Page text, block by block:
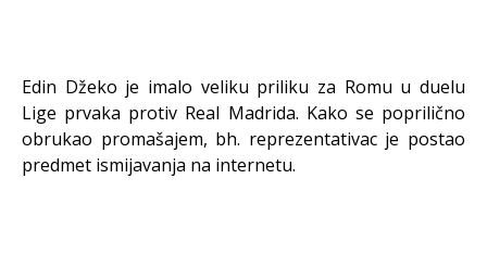
Edin Džeko je imalo veliku priliku za Romu u duelu
Lige prvaka protiv Real Madrida. Kako se poprilično
obrukao promašajem, bh. reprezentativac je postao
predmet ismijavanja na internetu.